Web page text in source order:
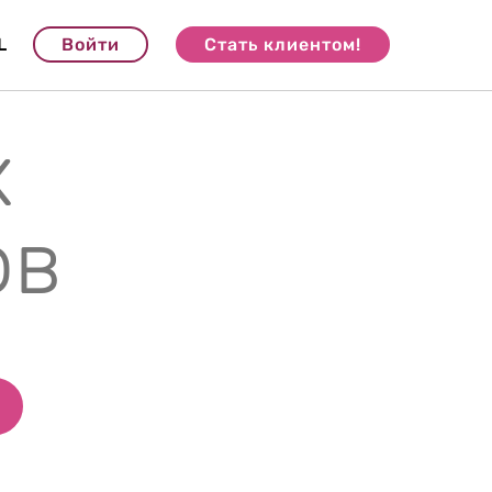
Войти Стать клиентом!